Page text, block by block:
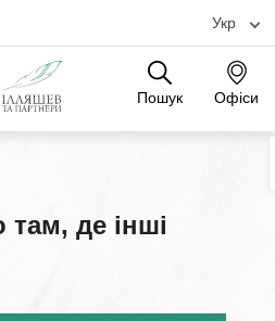
Укр
Пошук Офіси
Галузі
Офіси
де інші